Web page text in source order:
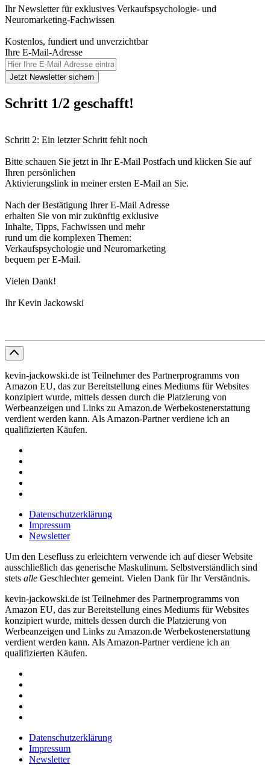
Ihr Newsletter für exklusives Verkaufspsychologie- und
Neuromarketing-Fachwissen
Kostenlos, fundiert und unverzichtbar
Ihre E-Mail-Adresse
Jetzt Newsletter sichern
Schritt 1/2 geschafft!
Schritt 2: Ein letzter Schritt fehlt noch
Bitte schauen Sie jetzt in Ihr E-Mail Postfach und klicken Sie auf
Ihren persönlichen
Aktivierungslink in meiner ersten E-Mail an Sie.
Nach der Bestätigung Ihrer E-Mail Adresse
erhalten Sie von mir zukünftig exklusive
Inhalte, Tipps, Fachwissen und mehr
rund um die komplexen Themen:
Verkaufspsychologie und Neuromarketing
bequem per E-Mail.
Vielen Dank!
Ihr Kevin Jackowski
kevin-jackowski.de ist Teilnehmer des Partnerprogramms von
Amazon EU, das zur Bereitstellung eines Mediums für Websites
konzipiert wurde, mittels dessen durch die Platzierung von
Werbeanzeigen und Links zu Amazon.de Werbekostenerstattung
verdient werden kann. Als Amazon-Partner verdiene ich an
qualifizierten Käufen.
Datenschutzerklärung
Impressum
Newsletter
Um den Lesefluss zu erleichtern verwende ich auf dieser Website
ausschließlich das generische Maskulinum. Selbstverständlich sind
stets alle Geschlechter gemeint. Vielen Dank für Ihr Verständnis.
kevin-jackowski.de ist Teilnehmer des Partnerprogramms von
Amazon EU, das zur Bereitstellung eines Mediums für Websites
konzipiert wurde, mittels dessen durch die Platzierung von
Werbeanzeigen und Links zu Amazon.de Werbekostenerstattung
verdient werden kann. Als Amazon-Partner verdiene ich an
qualifizierten Käufen.
Datenschutzerklärung
Impressum
Newsletter